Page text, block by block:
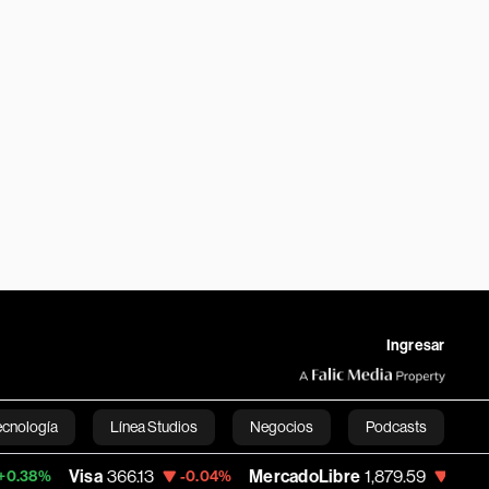
Ingresar
Línea Studios Negocios Podcasts
English
366.13 -0.04% MercadoLibre 1,879.59 -0.25%